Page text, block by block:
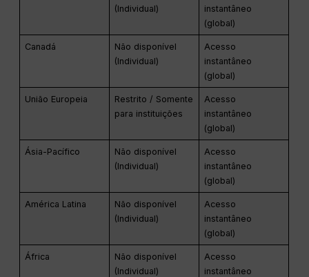
(Individual)
instantâneo
(global)
Canadá
Não disponível
(Individual)
Acesso
instantâneo
(global)
União Europeia
Restrito / Somente
para instituições
Acesso
instantâneo
(global)
Ásia-Pacífico
Não disponível
(Individual)
Acesso
instantâneo
(global)
América Latina
Não disponível
(Individual)
Acesso
instantâneo
(global)
África
Não disponível
(Individual)
Acesso
instantâneo